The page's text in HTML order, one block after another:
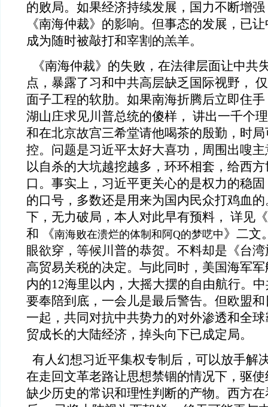
的败局。如果经济持续发展，国力不断增
《南海仲裁》的影响。但事态的发展，已
成为随时被敲打和宰割的羔羊。
《南海仲裁》的失败，在法律层面让中共
点，暴露了习和中共高层缺乏国际视野，
面子工程的软肋。如果南海折腾后立即住
湖山庄求见川普总统的傻样， 讲出一千个
和在北京故宫三希堂请他喝茶的殷勤，时
控。问题是习近平太好大喜功，周围出嗖
以自杀的大坑越挖越多，环环相套，给西
口。事实上，习近平更关心的是权力的稳
的口号，多数还是用来为国内民众打鸡血
下，无力破局，本人对此早有预料， 详见《
和 《南海败在溃烂的体制和阿Q的梦呓中 》二文
眼欲穿，等候川普的恭贺。不料却是《台
高贸易关税的决定。与此同时，美国海军
内的12海里以内，大摇大摆的自由航行。
要奉陪到底，一会儿是最后警告。但欧盟
一起，共同对抗中共势力的对外渗透和全
贸成长的大陆经济，掉头向下已成定局。
有人幻想习近平集权专制后，可以放手解
在走回文革老路让思想禁锢的情况下，驱
缺少历史的常识和理性判断的产物。西方在